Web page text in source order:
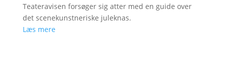
Teateravisen forsøger sig atter med en guide over
det scenekunstneriske juleknas.
Læs mere